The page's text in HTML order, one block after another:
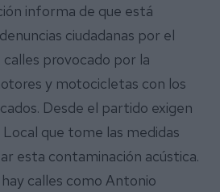
informa de que está
ciudadanas por el
calles provocado por la
y motocicletas con los
Desde el partido exigen
que tome las medidas
esta contaminación acústica.
calles como Antonio